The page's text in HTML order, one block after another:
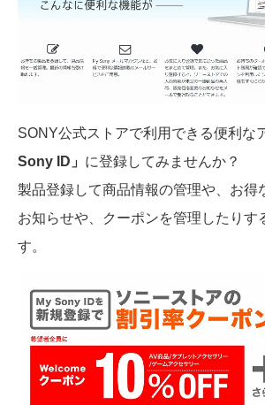
SONY公式ストアで利用できる便利な
Sony ID」 に登録してみませんか？
製品登録して商品情報の管理や、お得
お知らせや、クーポンを管理したりす
す。